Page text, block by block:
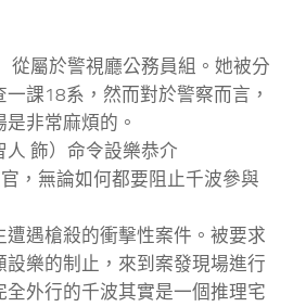
從屬於警視廳公務員組。她被分
課18系，然而對於警察而言，
非常麻煩的。
飾）命令設樂恭介
，無論如何都要阻止千波參與
遭遇槍殺的衝擊性案件。被要求
樂的制止，來到案發現場進行
外行的千波其實是一個推理宅